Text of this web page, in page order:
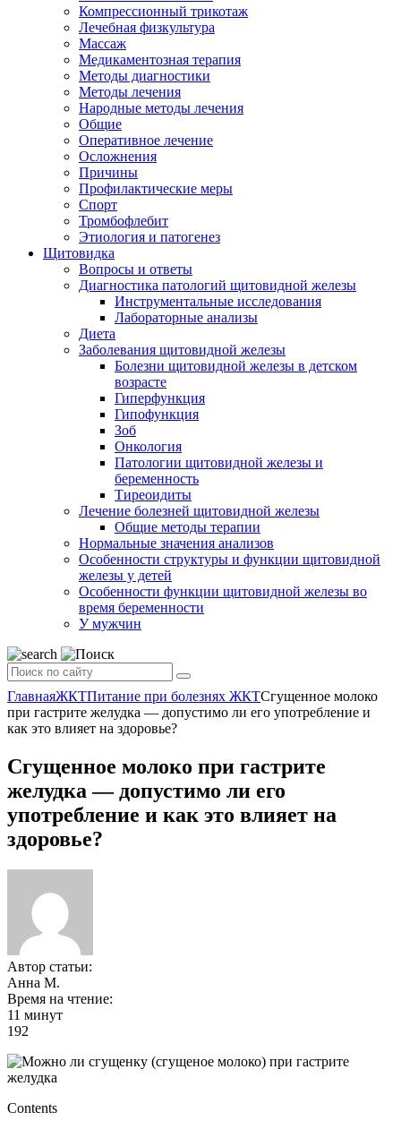
Компрессионный трикотаж
Лечебная физкультура
Массаж
Медикаментозная терапия
Методы диагностики
Методы лечения
Народные методы лечения
Общие
Оперативное лечение
Осложнения
Причины
Профилактические меры
Спорт
Тромбофлебит
Этиология и патогенез
Щитовидка
Вопросы и ответы
Диагностика патологий щитовидной железы
Инструментальные исследования
Лабораторные анализы
Диета
Заболевания щитовидной железы
Болезни щитовидной железы в детском
возрасте
Гиперфункция
Гипофункция
Зоб
Онкология
Патологии щитовидной железы и
беременность
Тиреоидиты
Лечение болезней щитовидной железы
Общие методы терапии
Нормальные значения анализов
Особенности структуры и функции щитовидной
железы у детей
Особенности функции щитовидной железы во
время беременности
У мужчин
ГлавнаяЖКТПитание при болезнях ЖКТСгущенное молоко
при гастрите желудка — допустимо ли его употребление и
как это влияет на здоровье?
Сгущенное молоко при гастрите
желудка — допустимо ли его
употребление и как это влияет на
здоровье?
Автор статьи:
Анна М.
Время на чтение:
11 минут
192
Contents